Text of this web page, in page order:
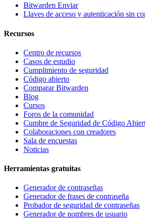
Bitwarden Enviar
Llaves de acceso y autenticación sin
Recursos
Centro de recursos
Casos de estudio
Cumplimiento de seguridad
Código abierto
Comparar Bitwarden
Blog
Cursos
Foros de la comunidad
Cumbre de Seguridad de Código
Colaboraciones con creadores
Sala de encuestas
Noticias
Herramientas gratuitas
Generador de contraseñas
Generador de frases de contraseña
Probador de seguridad de contraseñas
Generador de nombres de usuario